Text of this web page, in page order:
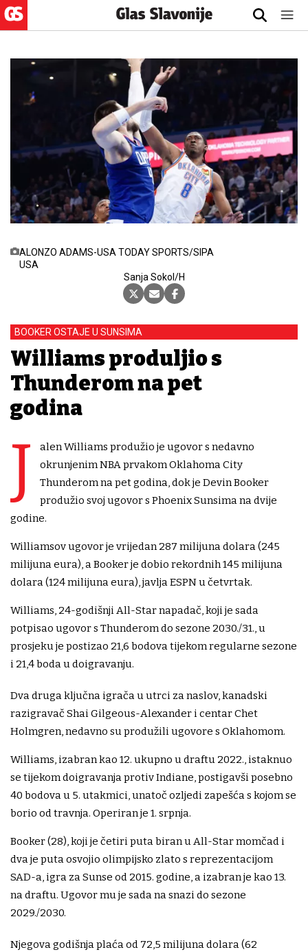
ALONZO ADAMS-USA TODAY SPORTS/SIPA
USA
Sanja Sokol/H
BOOKER OSTAJE U SUNSIMA
Williams produljio s
Thunderom na pet
godina
J
alen Williams produžio je ugovor s nedavno
okrunjenim NBA prvakom Oklahoma City
Thunderom na pet godina, dok je Devin Booker
produžio svoj ugovor s Phoenix Sunsima na dvije
godine.
Williamsov ugovor je vrijedan 287 milijuna dolara (245
milijuna eura), a Booker je dobio rekordnih 145 milijuna
dolara (124 milijuna eura), javlja ESPN u četvrtak.
Williams, 24-godišnji All-Star napadač, koji je sada
potpisao ugovor s Thunderom do sezone 2030./31., u
prosjeku je postizao 21,6 bodova tijekom regularne sezone
i 21,4 boda u doigravanju.
Dva druga ključna igrača u utrci za naslov, kanadski
razigravač Shai Gilgeous-Alexander i centar Chet
Holmgren, nedavno su produžili ugovore s Oklahomom.
Williams, izabran kao 12. ukupno u draftu 2022., istaknuo
se tijekom doigravanja protiv Indiane, postigavši ​​posebno
40 bodova u 5. utakmici, unatoč ozljedi zapešća s kojom se
borio od travnja. Operiran je 1. srpnja.
Booker (28), koji je četiri puta biran u All-Star momčad i
dva je puta osvojio olimpijsko zlato s reprezentacijom
SAD-a, igra za Sunse od 2015. godine, a izabran je kao 13.
na draftu. Ugovor mu je sada na snazi ​​do sezone
2029./2030.
Njegova godišnja plaća od 72,5 milijuna dolara (62